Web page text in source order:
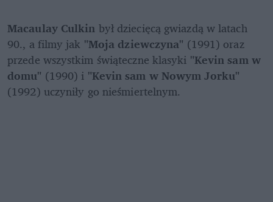
Macaulay Culkin był dziecięcą gwiazdą w latach
90., a filmy jak "Moja dziewczyna" (1991) oraz
przede wszystkim świąteczne klasyki "Kevin sam w
domu" (1990) i "Kevin sam w Nowym Jorku"
(1992) uczyniły go nieśmiertelnym.